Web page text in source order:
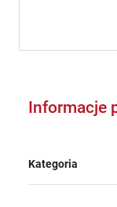
Informacje
Kategoria